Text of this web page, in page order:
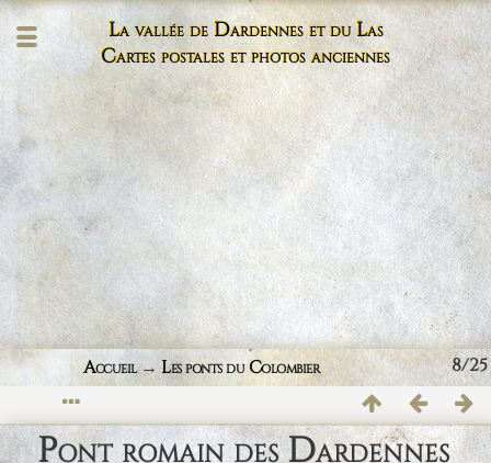
La vallée de Dardennes et du Las
Cartes postales et photos anciennes
8/25
Accueil→Les ponts du Colombier
Pont romain des Dardennes